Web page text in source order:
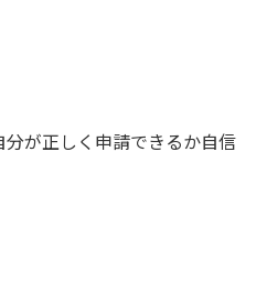
分が正しく申請できるか自信